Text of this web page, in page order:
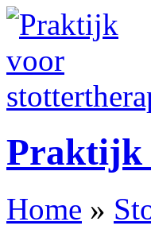
Praktijk
Home »